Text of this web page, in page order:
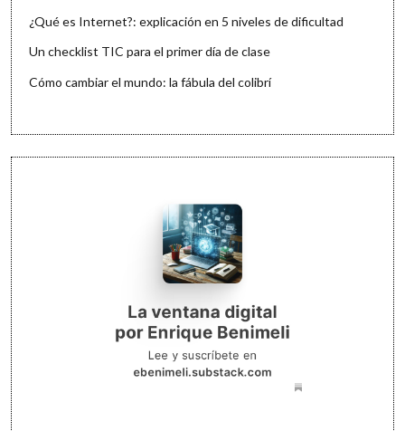
¿Qué es Internet?: explicación en 5 niveles de dificultad
Un checklist TIC para el primer día de clase
Cómo cambiar el mundo: la fábula del colibrí